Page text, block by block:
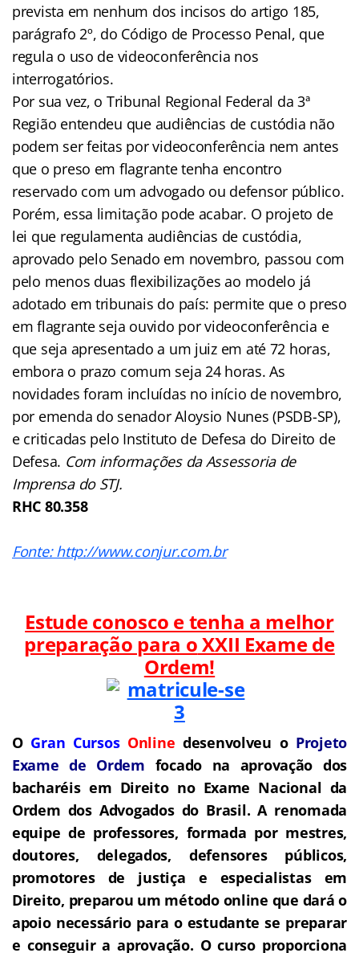
prevista em nenhum dos incisos do artigo 185,
parágrafo 2º, do Código de Processo Penal, que
regula o uso de videoconferência nos
interrogatórios.
Por sua vez, o Tribunal Regional Federal da 3ª
Região entendeu que audiências de custódia não
podem ser feitas por videoconferência nem antes
que o preso em flagrante tenha encontro
reservado com um advogado ou defensor público.
Porém, essa limitação pode acabar. O projeto de
lei que regulamenta audiências de custódia,
aprovado pelo Senado em novembro, passou com
pelo menos duas flexibilizações ao modelo já
adotado em tribunais do país: permite que o preso
em flagrante seja ouvido por videoconferência e
que seja apresentado a um juiz em até 72 horas,
embora o prazo comum seja 24 horas. As
novidades foram incluídas no início de novembro,
por emenda do senador Aloysio Nunes (PSDB-SP),
e criticadas pelo Instituto de Defesa do Direito de
Defesa. Com informações da Assessoria de
Imprensa do STJ.
RHC 80.358
Fonte: http://www.conjur.com.br
Estude conosco e tenha a melhor
preparação para oXXII Exame de
Ordem!
O Gran Cursos Online desenvolveu o Projeto
Exame de Ordem focado na aprovação dos
bacharéis em Direito no Exame Nacional da
Ordem dos Advogados do Brasil. A renomada
equipe de professores, formada por mestres,
doutores, delegados, defensores públicos,
promotores de justiça e especialistas em
Direito, preparou um método online que dará o
apoio necessário para o estudante se preparar
e conseguir a aprovação. O curso proporciona